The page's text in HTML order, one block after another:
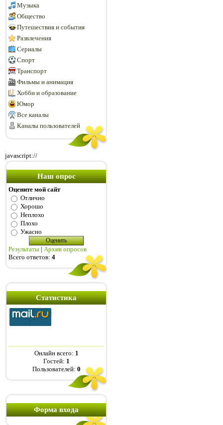
Музыка
Общество
Путешествия и события
Развлечения
Сериалы
Спорт
Транспорт
Фильмы и анимация
Хобби и образование
Юмор
Все каналы
Каналы пользователей
javascript://
Наш опрос
Оцените мой сайт
Отлично
Хорошо
Неплохо
Плохо
Ужасно
Результаты | Архив опросов
Всего ответов: 4
Статистика
Онлайн всего: 1
Гостей: 1
Пользователей: 0
Форма входа